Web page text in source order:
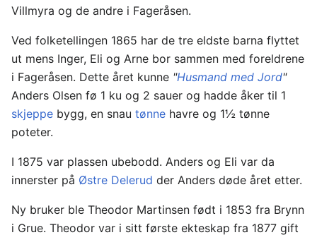
Villmyra og de andre i Fageråsen.
Ved folketellingen 1865 har de tre eldste barna flyttet
ut mens Inger, Eli og Arne bor sammen med foreldrene
i Fageråsen. Dette året kunne "Husmand med Jord"
Anders Olsen fø 1 ku og 2 sauer og hadde åker til 1
skjeppe bygg, en snau tønne havre og 1½ tønne
poteter.
I 1875 var plassen ubebodd. Anders og Eli var da
innerster på Østre Delerud der Anders døde året etter.
Ny bruker ble Theodor Martinsen født i 1853 fra Brynn
i Grue. Theodor var i sitt første ekteskap fra 1877 gift